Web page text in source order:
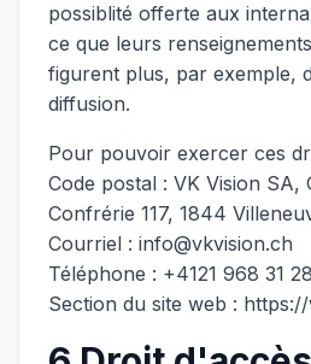
possiblité offerte aux
ce que leurs
figurent plus, par exemple,
diffusion.
Pour pouvoir exercer ces
Code postal : VK Vision SA,
Confrérie 117, 1844
Courriel : info@vkvision.ch
Téléphone : +4121 968 31 28
Section du site web :